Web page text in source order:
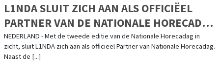
L1NDA SLUIT ZICH AAN ALS OFFICIËEL
PARTNER VAN DE NATIONALE HORECADAG
2020
NEDERLAND - Met de tweede editie van de Nationale Horecadag in
zicht, sluit L1NDA zich aan als officiëel Partner van Nationale Horecadag.
Naast de [...]